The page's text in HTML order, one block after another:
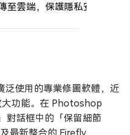
至雲端，保護隱私安全
使用的專業修圖軟體，近
大功能。在 Photoshop
對話框中的「保留細節